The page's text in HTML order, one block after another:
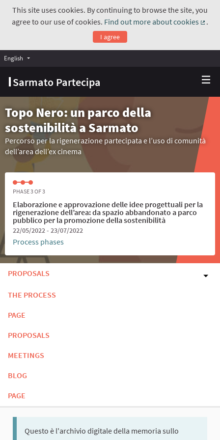
This site uses cookies. By continuing to browse the site, you
agree to our use of cookies. Find out more about cookies
.
I agree
Sarmato Partecipa
English Choose language
Topo Nero: un parco della
sostenibilità a Sarmato
Percorso per la rigenerazione partecipata e l’uso di comunità
dell’area dell’ex cinema
PHASE 3 OF 3
Elaborazione e approvazione delle idee progettuali per la
rigenerazione dell’area: da spazio abbandonato a parco
pubblico per la promozione della sostenibilità
22/05/2022 - 23/07/2022
Process phases
PROPOSALS
THE PROCESS
PAGE
PROPOSALS
MEETINGS
BLOG
PAGE
Questo è l'archivio digitale della memoria sullo